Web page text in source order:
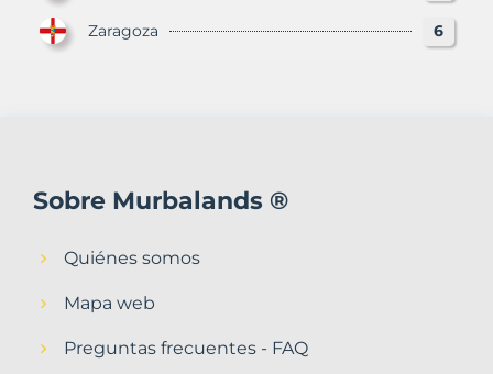
Zaragoza 6
Sobre Murbalands ®
Quiénes somos
Mapa web
Preguntas frecuentes - FAQ